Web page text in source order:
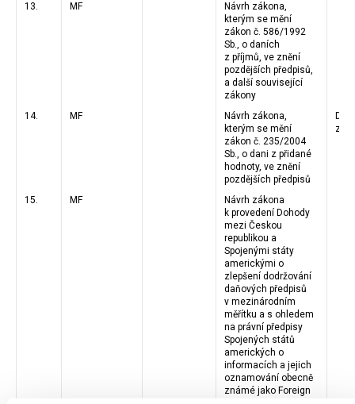
13. MF
Návrh zákona,
kterým se mění
zákon č. 586/1992
Sb., o daních
z příjmů, ve znění
pozdějších předpisů,
a další související
zákony
14.
MF
Návrh zákona,
kterým se mění
zákon č. 235/2004
Sb., o dani z přidané
hodnoty, ve znění
pozdějších předpisů
15. MF
Návrh zákona
k provedení Dohody
mezi Českou
republikou a
Spojenými státy
americkými o
zlepšení dodržování
daňových předpisů
v mezinárodním
měřítku a s ohledem
na právní předpisy
Spojených států
amerických o
informacích a jejich
oznamování obecně
známé jako Foreign